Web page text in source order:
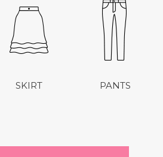
SKIRT PANTS